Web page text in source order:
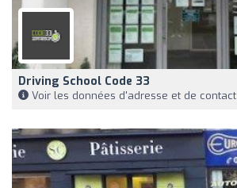
Driving School Code 33
Voir les données d'adresse et de contact